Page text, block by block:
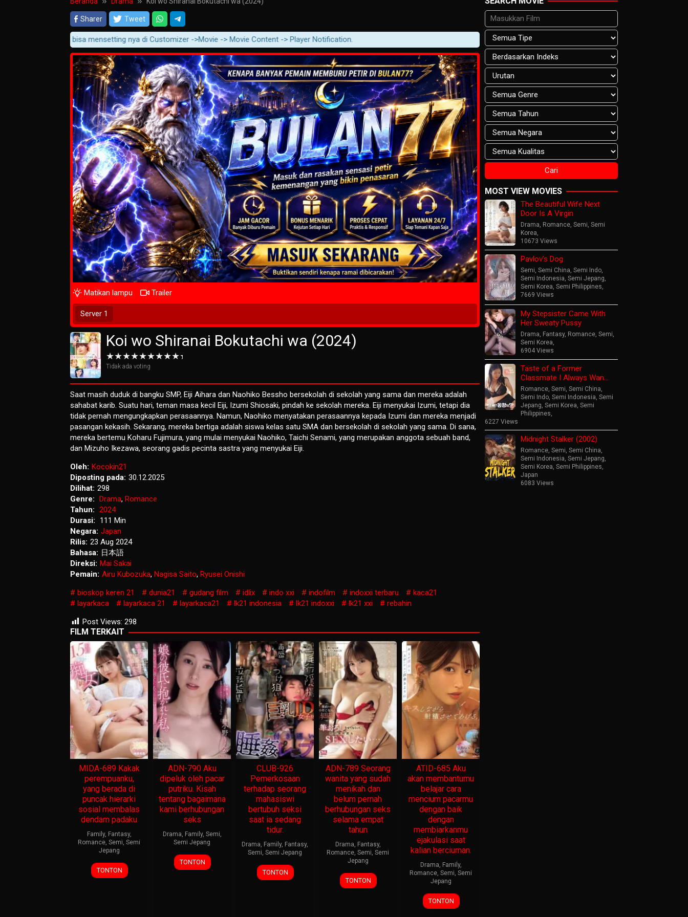
Sharer Tweet
player, anda bisa mensetting nya di Customizer ->Movie -> Movie Content -> Player Notification.
Play Now
Play Now
Matikan lampu Trailer
Server 1
Koi wo Shiranai Bokutachi wa (2024)
Tidak ada voting
Saat masih duduk di bangku SMP, Eiji Aihara dan Naohiko Bessho bersekolah di sekolah yang sama dan mereka adalah
sahabat karib. Suatu hari, teman masa kecil Eiji, Izumi Shiosaki, pindah ke sekolah mereka. Eiji menyukai Izumi, tetapi dia
tidak pernah mengungkapkan perasaannya. Namun, Naohiko menyatakan perasaannya kepada Izumi dan mereka menjadi
pasangan kekasih. Sekarang, mereka bertiga adalah siswa kelas satu SMA dan bersekolah di sekolah yang sama. Di sana,
mereka bertemu Koharu Fujimura, yang mulai menyukai Naohiko, Taichi Senami, yang merupakan anggota sebuah band,
dan Mizuho Ikezawa, seorang gadis pecinta sastra yang menyukai Eiji.
Oleh: Kocokin21
Diposting pada: 30.12.2025
Dilihat: 298
Genre: Drama, Romance
Tahun: 2024
Durasi:
111 Min
Negara: Japan
Rilis: 23 Aug 2024
Bahasa: 日本語
Direksi: Mai Sakai
Pemain: Airu Kubozuka, Nagisa Saito, Ryusei Onishi
bioskop keren 21
dunia21 gudang film idlix indo xxi indofilm indoxxi terbaru
kaca21
layarkaca
layarkaca 21 layarkaca21 lk21 indonesia lk21 indoxxi lk21 xxi
rebahin
Post Views: 298
FILM TERKAIT
MIDA-689 Kakak
perempuanku,
yang berada di
puncak hierarki
sosial membalas
dendam padaku
Family, Fantasy,
Romance, Semi, Semi
Jepang
TONTON
ADN-790 Aku
dipeluk oleh pacar
putriku. Kisah
tentang bagaimana
kami berhubungan
seks
Drama, Family, Semi,
Semi Jepang
TONTON
CLUB-926
Pemerkosaan
terhadap seorang
mahasiswi
bertubuh seksi
saat ia sedang
tidur.
Drama, Family, Fantasy,
Semi, Semi Jepang
TONTON
ADN-789 Seorang
wanita yang sudah
menikah dan
belum pernah
berhubungan seks
selama empat
tahun
Drama, Fantasy,
Romance, Semi, Semi
Jepang
TONTON
ATID-685 Aku
akan membantumu
belajar cara
mencium pacarmu
dengan baik
dengan
membiarkanmu
ejakulasi saat
kalian berciuman.
Drama, Family,
Romance, Semi, Semi
Jepang
TONTON
MOST VIEW MOVIES
The Beautiful Wife Next
Door Is A Virgin
Drama Romance Semi Semi
Korea
10673 Views
Pavlov’s Dog
Semi Semi China Semi Indo
Semi Indonesia Semi Jepang
Semi Korea Semi Philippines
7669 Views
My Stepsister Came With
Her Sweaty Pussy
Drama Fantasy, Romance Semi
Semi Korea
6904 Views
Taste of a Former
Classmate I Always Wan…
Romance Semi Semi China
Semi Indo Semi Indonesia Semi
Jepang Semi Korea Semi
Philippines
6227 Views
Midnight Stalker (2002)
Romance Semi Semi China
Semi Indonesia Semi Jepang
Semi Korea Semi Philippines
Japan
6083 Views